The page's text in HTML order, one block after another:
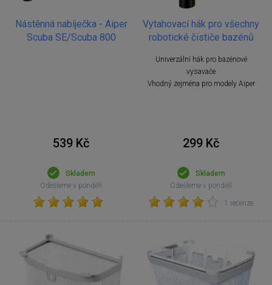
Nástěnná nabíječka - Aiper
Scuba SE/Scuba 800
539 Kč
Skladem
Odešleme v pondělí
Vytahovací hák pro všechny
robotické čističe bazénů
Univerzální hák pro bazénové
vysavače
Vhodný zejména pro modely Aiper
299 Kč
Skladem
Odešleme v pondělí
1 recenze